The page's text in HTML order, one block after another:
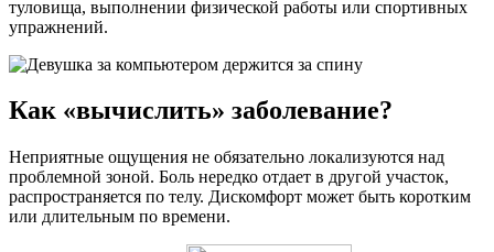
туловища, выполнении физической работы или спортивных
упражнений.
Как «вычислить» заболевание?
Неприятные ощущения не обязательно локализуются над
проблемной зоной. Боль нередко отдает в другой участок,
распространяется по телу. Дискомфорт может быть коротким
или длительным по времени.